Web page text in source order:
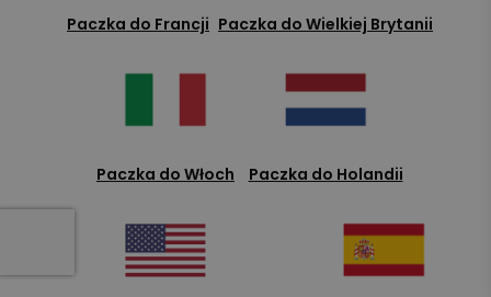
Paczka do Francji Paczka do Wielkiej Brytanii
Paczka do Włoch Paczka do Holandii